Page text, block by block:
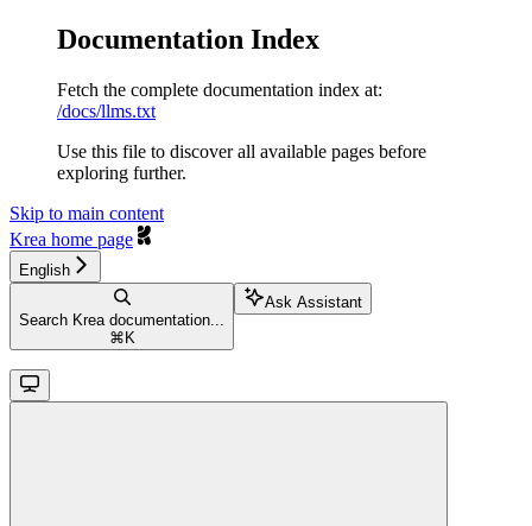
Documentation Index
Fetch the complete documentation index at:
/docs/llms.txt
Use this file to discover all available pages before
exploring further.
Skip to main content
Krea home page
English
Search Krea documentation...
⌘ K
Ask Assistant